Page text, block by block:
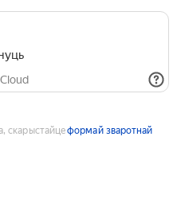
скарыстайцеформай зваротнай